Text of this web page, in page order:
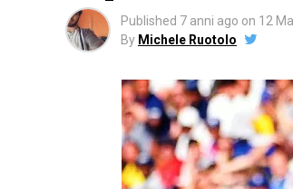
Published 7 anni ago on 12
By Michele Ruotolo